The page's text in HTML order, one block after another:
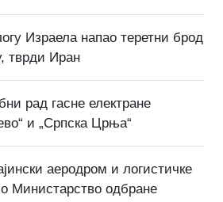
Израела напао теретни брод
тврди Иран
рад гасне електране
и „Српска Црња“
аеродром и логистичке
Министарство одбране